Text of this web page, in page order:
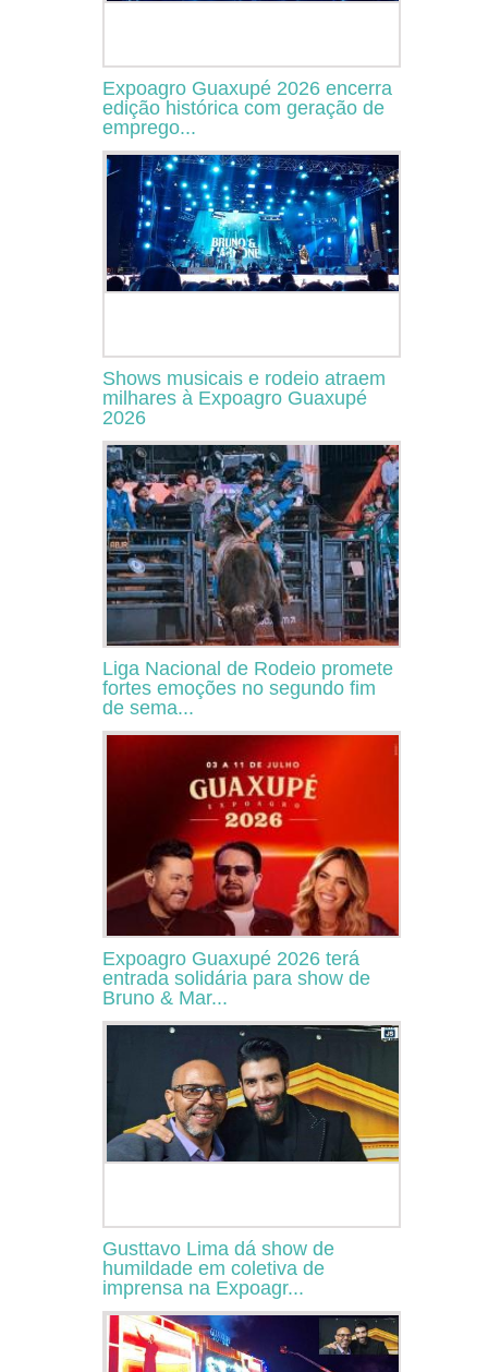
Expoagro Guaxupé 2026 encerra
edição histórica com geração de
emprego...
Shows musicais e rodeio atraem
milhares à Expoagro Guaxupé
2026
Liga Nacional de Rodeio promete
fortes emoções no segundo fim
de sema...
Expoagro Guaxupé 2026 terá
entrada solidária para show de
Bruno & Mar...
Gusttavo Lima dá show de
humildade em coletiva de
imprensa na Expoagr...